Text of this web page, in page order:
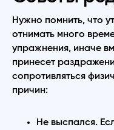
Нужно помнить, что
отнимать много
упражнения, иначе
принесет
сопротивляться
причин:
Не выспался.